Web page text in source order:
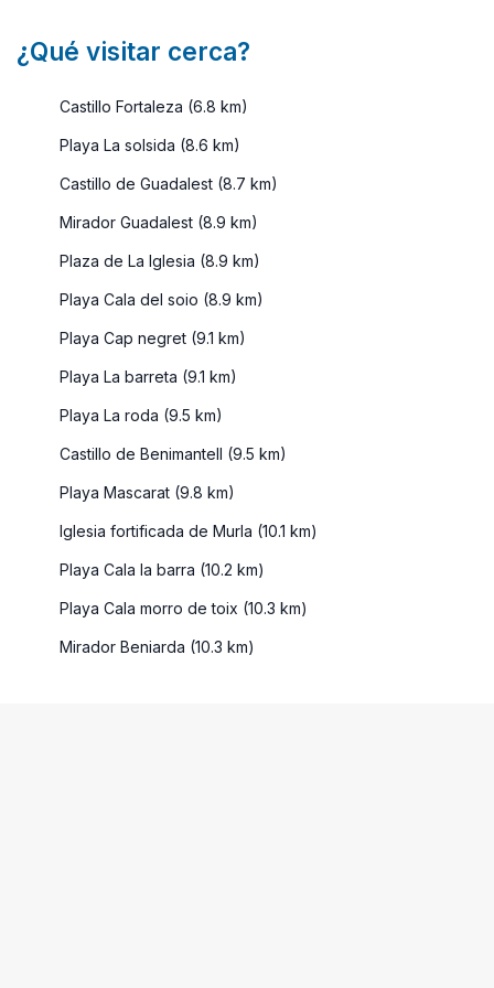
¿Qué visitar cerca?
Castillo Fortaleza (6.8 km)
Playa La solsida (8.6 km)
Castillo de Guadalest (8.7 km)
Mirador Guadalest (8.9 km)
Plaza de La Iglesia (8.9 km)
Playa Cala del soio (8.9 km)
Playa Cap negret (9.1 km)
Playa La barreta (9.1 km)
Playa La roda (9.5 km)
Castillo de Benimantell (9.5 km)
Playa Mascarat (9.8 km)
Iglesia fortificada de Murla (10.1 km)
Playa Cala la barra (10.2 km)
Playa Cala morro de toix (10.3 km)
Mirador Beniarda (10.3 km)